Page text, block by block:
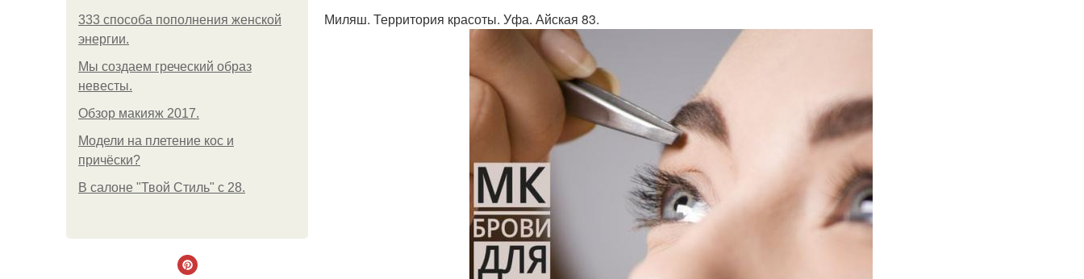
333 способа пополнения женской
энергии.
Мы создаем греческий образ
невесты.
Обзор макияж 2017.
Модели на плетение кос и
причёски?
В салоне "Твой Стиль" с 28.
Миляш. Территория красоты. Уфа. Айская 83.